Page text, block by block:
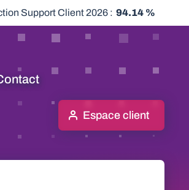
Support Client 2026 : 94.14 %
Espace client